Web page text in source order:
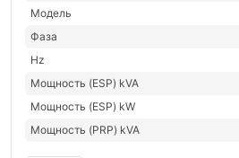
Модель
Фаза
Hz
Мощность (ESP) kVA
Мощность (ESP) kW
Мощность (PRP) kVA